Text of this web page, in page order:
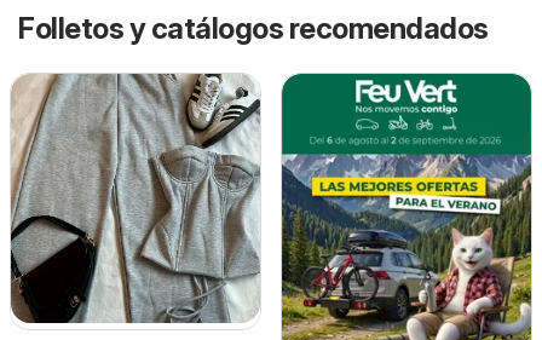
Folletos y catálogos recomendados